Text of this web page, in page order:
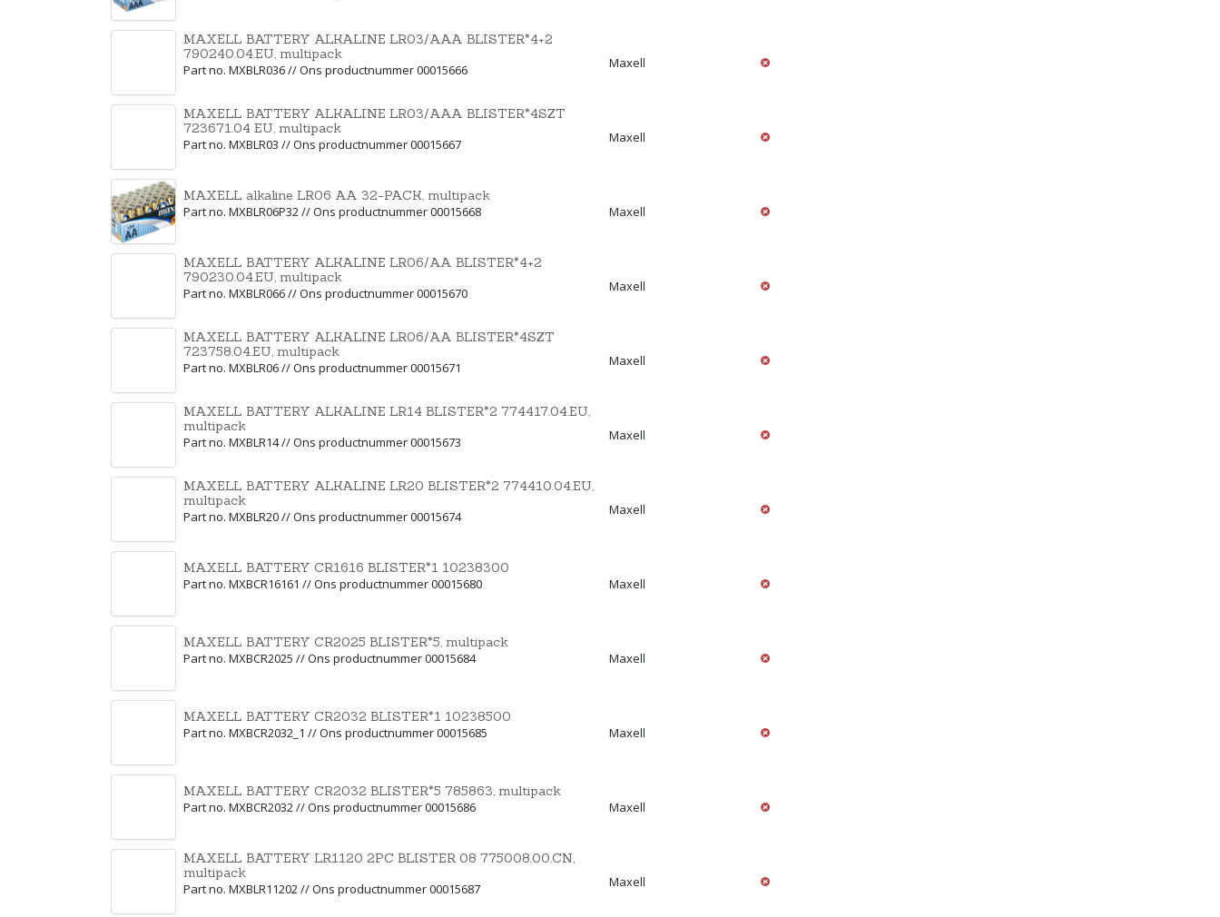
MAXELL BATTERY ALKALINE LR03/AAA BLISTER*4+2
790240.04.EU, multipack
Part no. MXBLR036 // Ons productnummer 00015666
Maxell
MAXELL BATTERY ALKALINE LR03/AAA BLISTER*4SZT
723671.04 EU, multipack
Part no. MXBLR03 // Ons productnummer 00015667
Maxell
MAXELL alkaline LR06 AA 32-PACK, multipack
Part no. MXBLR06P32 // Ons productnummer 00015668
Maxell
MAXELL BATTERY ALKALINE LR06/AA BLISTER*4+2
790230.04.EU, multipack
Part no. MXBLR066 // Ons productnummer 00015670
Maxell
MAXELL BATTERY ALKALINE LR06/AA BLISTER*4SZT
723758.04.EU, multipack
Part no. MXBLR06 // Ons productnummer 00015671
Maxell
MAXELL BATTERY ALKALINE LR14 BLISTER*2 774417.04.EU,
multipack
Part no. MXBLR14 // Ons productnummer 00015673
Maxell
MAXELL BATTERY ALKALINE LR20 BLISTER*2 774410.04.EU,
multipack
Part no. MXBLR20 // Ons productnummer 00015674
Maxell
MAXELL BATTERY CR1616 BLISTER*1 10238300
Part no. MXBCR16161 // Ons productnummer 00015680
Maxell
MAXELL BATTERY CR2025 BLISTER*5, multipack
Part no. MXBCR2025 // Ons productnummer 00015684
Maxell
MAXELL BATTERY CR2032 BLISTER*1 10238500
Part no. MXBCR2032_1 // Ons productnummer 00015685
Maxell
MAXELL BATTERY CR2032 BLISTER*5 785863, multipack
Part no. MXBCR2032 // Ons productnummer 00015686
Maxell
MAXELL BATTERY LR1120 2PC BLISTER 08 775008.00.CN,
multipack
Part no. MXBLR11202 // Ons productnummer 00015687
Maxell